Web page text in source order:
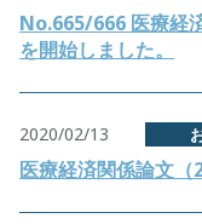
No.665/666 医療経
を開始しました。
2020/02/13
医療経済関係論文（